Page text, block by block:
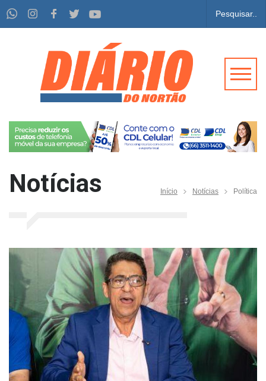
Início Notícias Política
Notícias